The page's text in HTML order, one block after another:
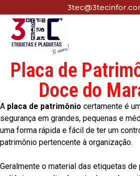
Placa de
Doce do
A placa de patrimônio certamente é
segurança em grandes, pequenas e
uma forma rápida e fácil de ter um
patrimônio pertencente à organização.
Geralmente o material das etiquetas